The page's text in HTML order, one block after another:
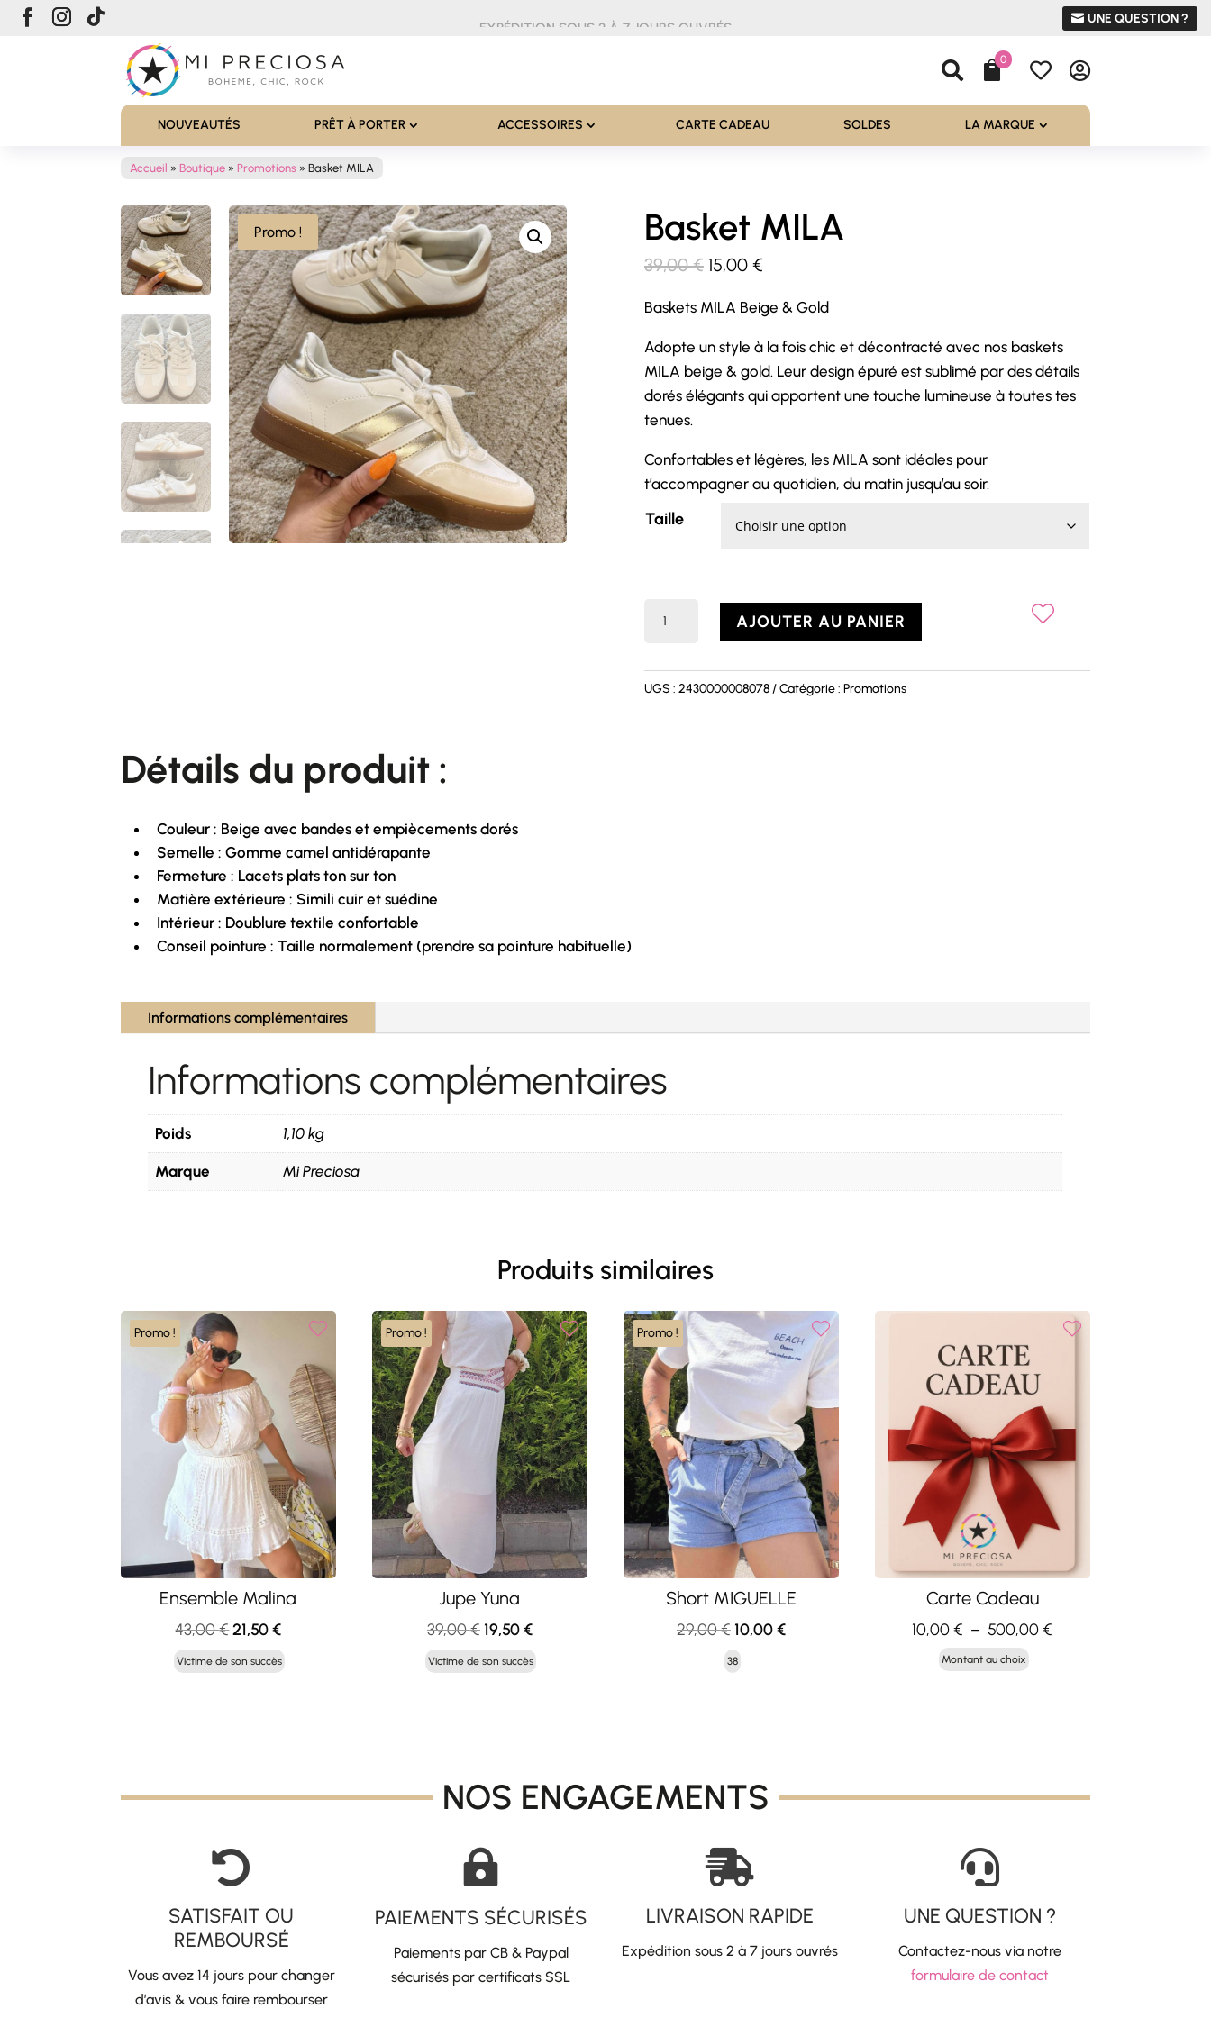
EXPÉDITION SOUS 2 À 7 JOURS OUVRÉS UNE QUESTION ?
 0  
NOUVEAUTÉS PRÊT À PORTER ACCESSOIRES CARTE CADEAU SOLDES LA MARQUE
Accueil »Boutique »Promotions »Basket MILA
Promo ! Basket MILA
39,00€ Le
initial
était :
39,00 €.
15,00 €Le
actuel
est :
15,00 €.
Baskets MILA Beige & Gold
Adopte un style à la fois chic et décontracté avec nos baskets
MILA beige & gold. Leur design épuré est sublimé par des détails
dorés élégants qui apportent une touche lumineuse à toutes tes
tenues.
Confortables et légères, les MILA sont idéales pour
t’accompagner au quotidien, du matin jusqu’au soir.
Taille
MILA
AJOUTER AU PANIER
UGS : 2430000008078 Catégorie : Promotions
Détails du produit :
Couleur : Beige avec bandes et empiècements dorés
Semelle : Gomme camel antidérapante
Fermeture : Lacets plats ton sur ton
Matière extérieure : Simili cuir et suédine
Intérieur : Doublure textile confortable
Conseil pointure : Taille normalement (prendre sa pointure habituelle)
Informations complémentaires
Informations complémentaires
Poids 1,10 kg
Marque Mi Preciosa
Produits similaires
Promo !
Ensemble Malina
43,00€Le
prix
initial
21,50€Le
prix
actuel
Victime de son succès
Promo !
Jupe Yuna
39,00€ Le
prix
initial
19,50€Le
prix
actuel
Victime de son succès
Promo !
Short MIGUELLE
29,00€ Le
prix
initial
10,00€Le
38
Carte Cadeau
10,00€ – 500,00€
Montant au choix
NOS ENGAGEMENTS

SATISFAIT OU
REMBOURSÉ
Vous avez 14 jours pour changer
d’avis & vous faire rembourser

PAIEMENTS SÉCURISÉS
Paiements par CB & Paypal
sécurisés par certificats SSL

LIVRAISON RAPIDE
Expédition sous 2 à 7 jours ouvrés

UNE QUESTION ?
Contactez-nous via notre
formulaire de contact